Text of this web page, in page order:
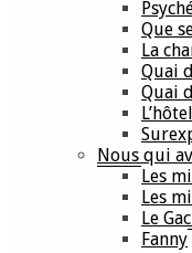
Que
La
Quai
Quai
L’hôtel
Nous qui
Les
Les
Le
Fanny